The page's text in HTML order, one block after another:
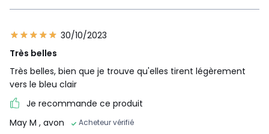
30/10/2023
Très belles
Très belles, bien que je trouve qu'elles tirent légèrement
vers le bleu clair
Je recommande ce produit
May M , avon Acheteur vérifié